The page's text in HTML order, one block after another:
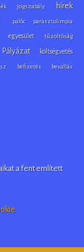
jogszabály hírek
palóc parasztolimpia
egyesület tűzoltóság
Pályázat költségvetés
befizetés bevallás
a fent említett